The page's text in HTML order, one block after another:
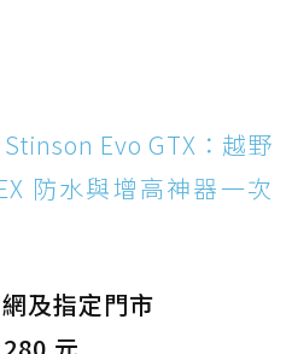
Evo GTX：越野
防水與增高神器一次
及指定門市